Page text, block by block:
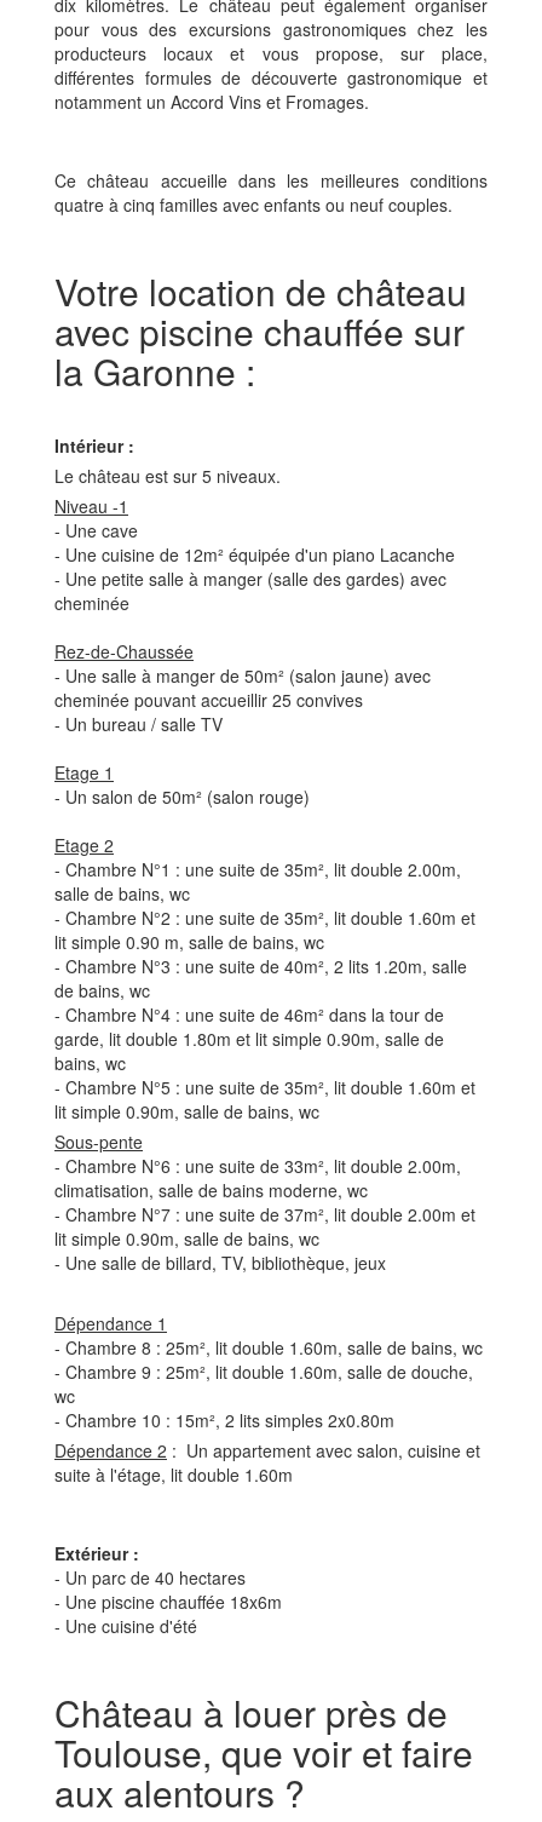
pour vous des excursions gastronomiques chez les
producteurs locaux et vous propose, sur place,
différentes formules de découverte gastronomique et
notamment un Accord Vins et Fromages.
Ce château accueille dans les meilleures conditions
quatre à cinq familles avec enfants ou neuf couples.
Votre location de château
avec piscine chauffée sur
la Garonne :
Intérieur :
Le château est sur 5 niveaux.
Niveau -1
- Une cave
- Une cuisine de 12m² équipée d'un piano Lacanche
- Une petite salle à manger (salle des gardes) avec
cheminée
Rez-de-Chaussée
- Une salle à manger de 50m² (salon jaune) avec
cheminée pouvant accueillir 25 convives
- Un bureau / salle TV
Etage 1
- Un salon de 50m² (salon rouge)
Etage 2
- Chambre N°1 : une suite de 35m², lit double 2.00m,
salle de bains, wc
- Chambre N°2 : une suite de 35m², lit double 1.60m et
lit simple 0.90 m, salle de bains, wc
- Chambre N°3 : une suite de 40m², 2 lits 1.20m, salle
de bains, wc
- Chambre N°4 : une suite de 46m² dans la tour de
garde, lit double 1.80m et lit simple 0.90m, salle de
bains, wc
- Chambre N°5 : une suite de 35m², lit double 1.60m et
lit simple 0.90m, salle de bains, wc
Sous-pente
- Chambre N°6 : une suite de 33m², lit double 2.00m,
climatisation, salle de bains moderne, wc
- Chambre N°7 : une suite de 37m², lit double 2.00m et
lit simple 0.90m, salle de bains, wc
- Une salle de billard, TV, bibliothèque, jeux
Dépendance 1
- Chambre 8 : 25m², lit double 1.60m, salle de bains, wc
- Chambre 9 : 25m², lit double 1.60m, salle de douche,
wc
- Chambre 10 : 15m², 2 lits simples 2x0.80m
Dépendance 2 : Un appartement avec salon, cuisine et
suite à l'étage, lit double 1.60m
Extérieur :
- Un parc de 40 hectares
- Une piscine chauffée 18x6m
- Une cuisine d'été
Château à louer près de
Toulouse, que voir et faire
aux alentours ?